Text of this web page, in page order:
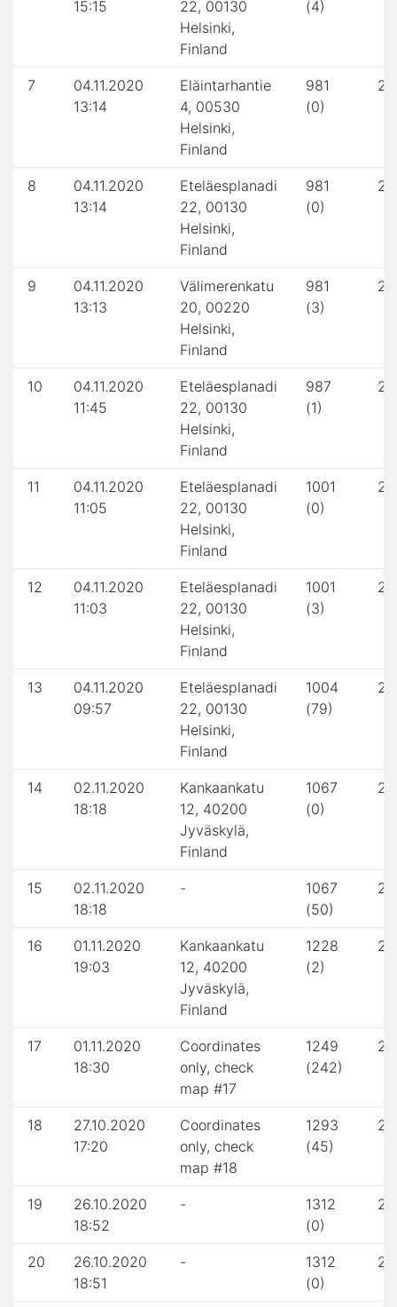
15:15
22, 00130
Helsinki,
Finland
(4)
7
04.11.2020
13:14
Eläintarhantie
4, 00530
Helsinki,
Finland
981
(0)
8
04.11.2020
13:14
Eteläesplanadi
22, 00130
Helsinki,
Finland
981
(0)
9
04.11.2020
13:13
Välimerenkatu
20, 00220
Helsinki,
Finland
981
(3)
10
04.11.2020
11:45
Eteläesplanadi
22, 00130
Helsinki,
Finland
987
(1)
11
04.11.2020
11:05
Eteläesplanadi
22, 00130
Helsinki,
Finland
1001
(0)
12
04.11.2020
11:03
Eteläesplanadi
22, 00130
Helsinki,
Finland
1001
(3)
13
04.11.2020
09:57
Eteläesplanadi
22, 00130
Helsinki,
Finland
1004
(79)
14
02.11.2020
18:18
Kankaankatu
12, 40200
Jyväskylä,
Finland
1067
(0)
15
02.11.2020
18:18
-
1067
(50)
16
01.11.2020
19:03
Kankaankatu
12, 40200
Jyväskylä,
Finland
1228
(2)
17
01.11.2020
18:30
Coordinates
only, check
map #17
1249
(242)
18
27.10.2020
17:20
Coordinates
only, check
map #18
1293
(45)
19
26.10.2020
18:52
-
1312
(0)
20
26.10.2020
18:51
-
1312
(0)